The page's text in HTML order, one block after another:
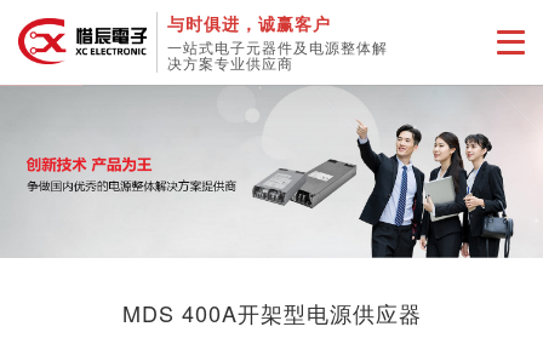
与时俱进，诚赢客户
一站式电子元器件及电源整体解
决方案专业供应商
MDS 400A开架型电源供应器